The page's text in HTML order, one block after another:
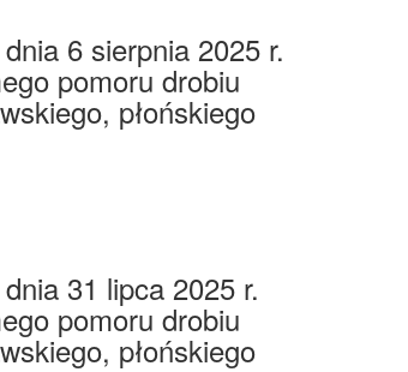
6 sierpnia 2025 r.
pomoru drobiu
płońskiego
31 lipca 2025 r.
pomoru drobiu
płońskiego